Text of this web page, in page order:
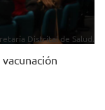
Distrital de Salud.